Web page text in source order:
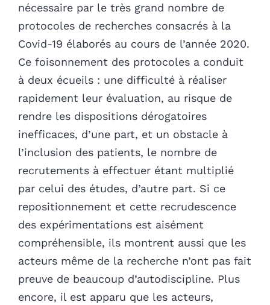
nécessaire par le très grand nombre de
protocoles de recherches consacrés à la
Covid-19 élaborés au cours de l’année 2020.
Ce foisonnement des protocoles a conduit
à deux écueils : une difficulté à réaliser
rapidement leur évaluation, au risque de
rendre les dispositions dérogatoires
inefficaces, d’une part, et un obstacle à
l’inclusion des patients, le nombre de
recrutements à effectuer étant multiplié
par celui des études, d’autre part. Si ce
repositionnement et cette recrudescence
des expérimentations est aisément
compréhensible, ils montrent aussi que les
acteurs même de la recherche n’ont pas fait
preuve de beaucoup d’autodiscipline. Plus
encore, il est apparu que les acteurs,